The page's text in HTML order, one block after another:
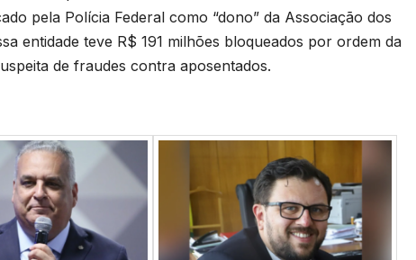
pela Polícia Federal como “dono” da Associação dos
entidade teve R$ 191 milhões bloqueados por ordem da
de fraudes contra aposentados.